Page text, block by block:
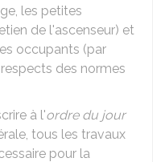
les petites
de l'ascenseur) et
occupants (par
des normes
à l'ordre du jour
tous les travaux
pour la